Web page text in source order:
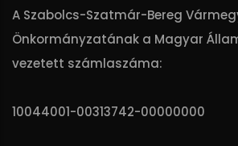
A Szabolcs-Szatmár-Bereg
Önkormányzatának a Magyar
vezetett számlaszáma:
10044001-00313742-00000000